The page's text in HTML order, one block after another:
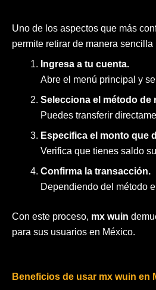
Uno de los aspectos que más
permite retirar de manera
Ingresa a tu cuenta.
Abre el menú principal y
Selecciona el método de
Puedes transferir
Especifica el monto que
Verifica que tienes saldo
Confirma la transacción.
Dependiendo del método
Con este proceso, mx wuin
para sus usuarios en México.
Beneficios de usar mx wuin en